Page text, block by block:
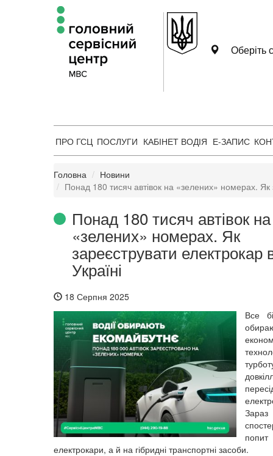
Оберіть
ПРО ГСЦ ПОСЛУГИ КАБІНЕТ ВОДІЯ Е-ЗАПИС
Головна
Новини
Понад 180 тисяч автівок на «зелених» номерах. Як
Понад 180 тисяч автівок на
«зелених» номерах. Як
зареєструвати електрокар
Україні
18 Серпня 2025
Все
Зараз
електрокари, а й на гібридні транспортні засоби.